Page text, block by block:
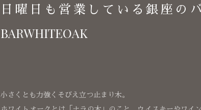
日曜日も営業している銀座の
BARWHITEOAK
小さくとも力強くそびえ立つ止まり木。